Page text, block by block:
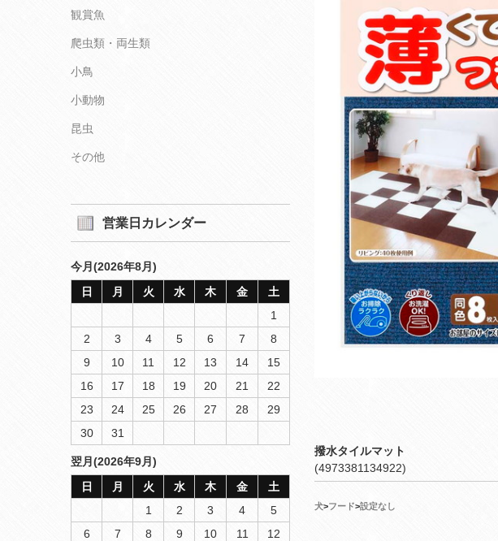
撥水タイルマット
(4973381134922)
犬>フード>設定なし
観賞魚
爬虫類・両生類
小鳥
小動物
昆虫
その他
営業日カレンダー
今月(2026年8月)
日
月 火 水 木 金
土
1
2
3 4 5 6 7
8
9
10 11 12 13 14
15
16
17 18 19 20 21
22
23
24 25 26 27 28
29
30
31
翌月(2026年9月)
日
月 火 水 木 金
土
1
2 3 4
5
6
7 8 9 10 11
12